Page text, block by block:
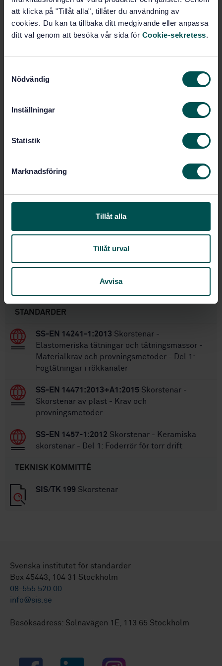
att klicka på "Tillåt alla", tillåter du användning av
cookies. Du kan ta tillbaka ditt medgivande eller anpassa
ditt val genom att besöka vår sida för Cookie-sekretess.
Nödvändig
Inställningar
Statistik
Marknadsföring
Tillåt alla
Tillåt urval
Avvisa
Fler alternativ
Språk:
installation and commissioning of
2010-09-16
Antal sidor:88
Ersätter: SS-EN 15287-1:2007,SS-EN
STANDARDER
SS-EN 14241-1:2013 Skorstenar -
Elastomeriska tätningar och tätningsmassor -
Materialkrav och provningsmetoder - Del 1:
Fogtätningar i rökkanaler
SS-EN 14471:2013+A1:2015 Skorstenar -
Skorstenar av plast - Krav och
provningsmetoder
SS-EN 1457-1:2012 Skorstenar - Keramiska
skorstenar - Del 1: Foderrör för torr drift
TEKNISK KOMMITTÉ
SIS/TK 199 Skorstenar
Svenska institutet för standarder
Box 45443, 104 31 Stockholm
08-555 520 00
info@sis.se
Besöksadress: Solnavägen 1E, 113 65 Stockholm
Facebook LinkedIn Instagram